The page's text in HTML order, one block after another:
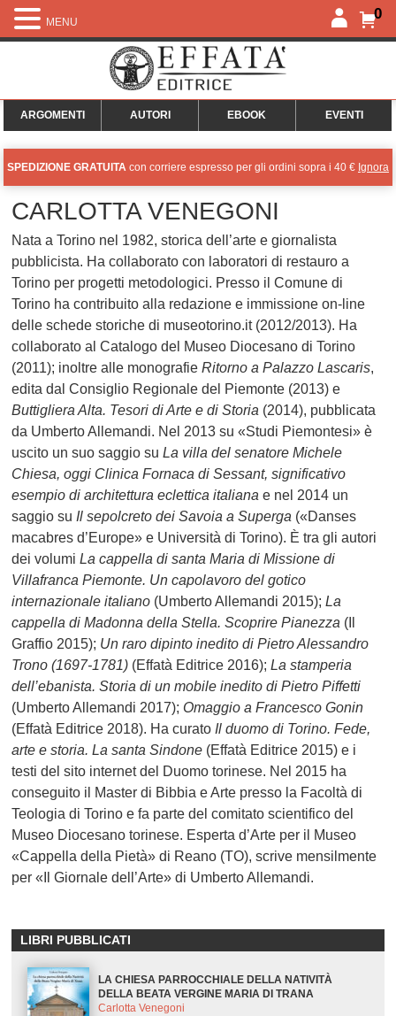
0
ARGOMENTI AUTORI EBOOK EVENTI
SPEDIZIONE GRATUITA con corriere espresso per gli ordini sopra i 40 € Ignora
CARLOTTA VENEGONI
Nata a Torino nel 1982, storica dell’arte e giornalista
pubblicista. Ha collaborato con laboratori di restauro a
Torino per progetti metodologici. Presso il Comune di
Torino ha contribuito alla redazione e immissione on-line
delle schede storiche di museotorino.it (2012/2013). Ha
collaborato al Catalogo del Museo Diocesano di Torino
(2011); inoltre alle monografieRitorno a Palazzo Lascaris,
edita dal Consiglio Regionale del Piemonte (2013) e
Buttigliera Alta. Tesori di Arte e di Storia (2014), pubblicata
da Umberto Allemandi. Nel 2013 su «Studi Piemontesi» è
uscito un suo saggio suLa villa del senatore Michele
Chiesa, oggi Clinica Fornaca di Sessant, significativo
esempio di architettura eclettica italiana e nel 2014 un
saggio su Il sepolcreto dei Savoia a Superga («Danses
macabres d’Europe» e Università di Torino). È tra gli autori
dei volumiLa cappella di santa Maria di Missione di
Villafranca Piemonte. Un capolavoro del gotico
internazionale italiano (Umberto Allemandi 2015);La
cappella di Madonna della Stella. Scoprire Pianezza (Il
Graffio 2015); Un raro dipinto inedito di Pietro Alessandro
Trono (1697-1781) (Effatà Editrice 2016);La stamperia
dell’ebanista. Storia di un mobile inedito di Pietro Piffetti
(Umberto Allemandi 2017); Omaggio a Francesco Gonin
(Effatà Editrice 2018). Ha curato Il duomo di Torino. Fede,
arte e storia. La santa Sindone (Effatà Editrice 2015) e i
testi del sito internet del Duomo torinese. Nel 2015 ha
conseguito il Master di Bibbia e Arte presso la Facoltà di
Teologia di Torino e fa parte del comitato scientifico del
Museo Diocesano torinese. Esperta d’Arte per il Museo
«Cappella della Pietà» di Reano (TO), scrive mensilmente
per «Il Giornale dell’Arte» di Umberto Allemandi.
LIBRI PUBBLICATI
LA CHIESA PARROCCHIALE DELLA NATIVITÀ
DELLA BEATA VERGINE MARIA DI TRANA
Carlotta Venegoni
MENU